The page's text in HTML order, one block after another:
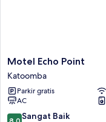
Motel
Echo
Point
Katoomba
Motel Echo Point
Katoomba
Parkir gratis
AC
8.0 Sangat Baik